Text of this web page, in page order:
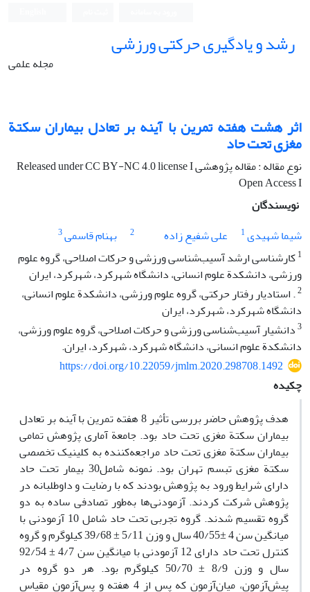
رشد و یادگیری حرکتی ورزشی
مجله علمی
اثر هشت هفته تمرین با آینه بر تعادل بیماران سکتة
مغزی تحت حاد
نوع مقاله : مقاله پژوهشی Released under CC BY-NC 4.0 license I
Open Access I
نویسندگان
شیما شهیدی1 علی شفیع زاده 2 بهنام قاسمی3
1کارشناسی ارشد آسیب‌شناسی ورزشی و حرکات اصلاحی، گروه علوم
ورزشی، دانشکدة علوم انسانی، دانشگاه شهرکرد، شهرکرد، ایران
2. استادیار رفتار حرکتی، گروه علوم ورزشی، دانشکدة علوم انسانی،
دانشگاه شهرکرد، شهرکرد، ایران
3دانشیار آسیب‌شناسی ورزشی و حرکات اصلاحی، گروه علوم ورزشی،
دانشکدة علوم انسانی، دانشگاه شهرکرد، شهرکرد، ایران.
https://doi.org/10.22059/jmlm.2020.298708.1492
چکیده
هدف پژوهش حاضر بررسی تأثیر 8 هفته تمرین با آینه بر تعادل
بیماران سکتة مغزی تحت­ حاد بود. جامعة آماری پژوهش تمامی
بیماران سکتة مغزی تحت­ حاد مراجعه‌کننده به کلینیک تخصصی
سکتة مغزی تبسم تهران بود. نمونه شامل30 بیمار تحت ­حاد
دارای شرایط ورود به پژوهش بودند که با رضایت و داوطلبانه در
پژوهش شرکت کردند. آزمودنی‌ها به‌طور تصادفی ساده به دو
گروه تقسیم شدند. گروه تجربی تحت­ حاد شامل 10 آزمودنی با
میانگین سن 4 ±40/55 سال و وزن 5/11 ± 39/68 کیلوگرم و گروه
کنترل تحت­ حاد دارای 12 آزمودنی با میانگین سن 4/7 ± 92/54
سال و وزن 8/9 ± 50/70 کیلوگرم بود. هر دو گروه در
پیش‌آزمون، میان‌آزمون که پس از 4 هفته و پس‌آزمون مقیاس